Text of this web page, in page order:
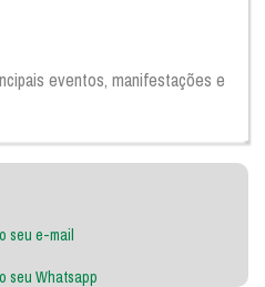
eventos, manifestações e